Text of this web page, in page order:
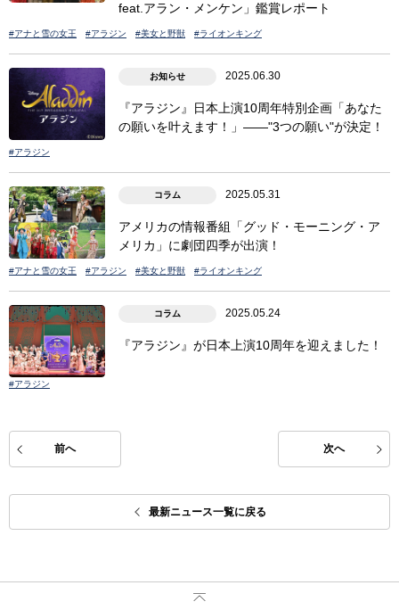
feat.アラン・メンケン」鑑賞レポート
#アナと雪の女王 #アラジン #美女と野獣 #ライオンキング
お知らせ 2025.06.30
『アラジン』日本上演10周年特別企画「あなた
の願いを叶えます！」――"3つの願い"が決定！
#アラジン
コラム 2025.05.31
アメリカの情報番組「グッド・モーニング・ア
メリカ」に劇団四季が出演！
#アナと雪の女王 #アラジン #美女と野獣 #ライオンキング
コラム 2025.05.24
『アラジン』が日本上演10周年を迎えました！
#アラジン
前へ 次へ
最新ニュース一覧に戻る